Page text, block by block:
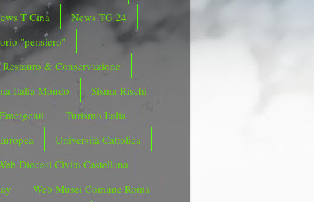
T Cina
News TG 24
"pensiero"
Restauro & Conservazione
Italia Mondo
Sisma Rischi
Turismo Italia
Università Cattolica
Diocesi Civita Castellana
Web Musei Comune Roma